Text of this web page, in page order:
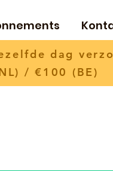
dezelfde
/ €100 (BE)